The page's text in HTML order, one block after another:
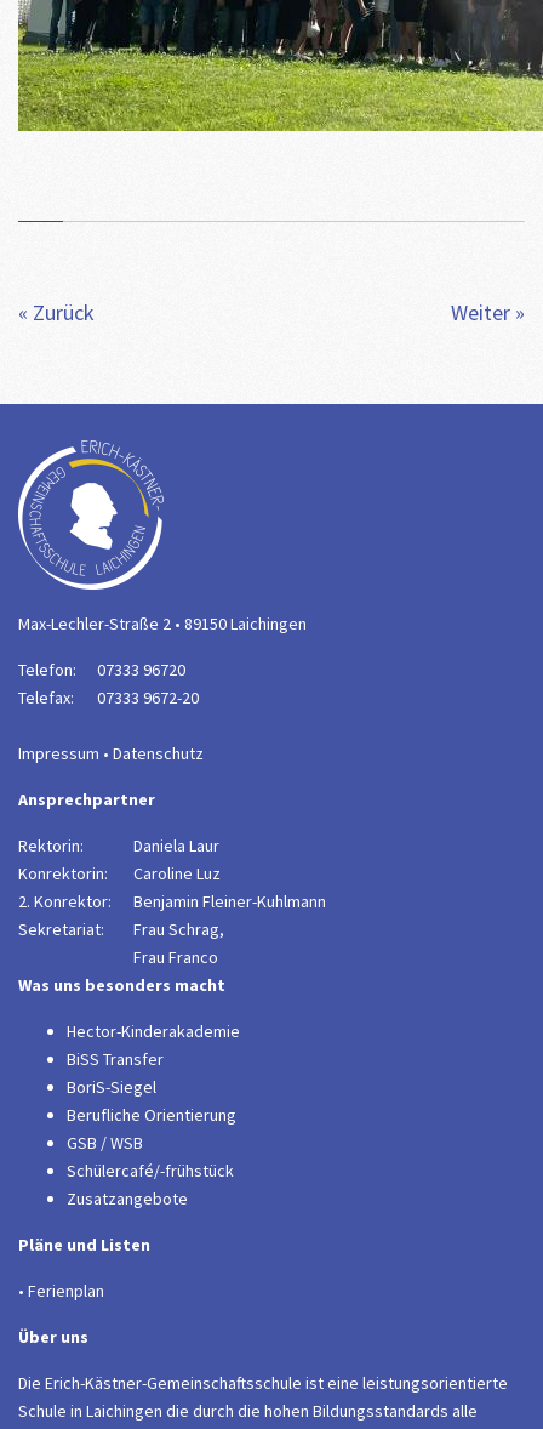
Weiter »
« Zurück
Max-Lechler-Straße 2 • 89150 Laichingen
Telefon:
07333 96720
Telefax:
07333 9672-20
Impressum • Datenschutz
Ansprechpartner
Rektorin:
Daniela Laur
Konrektorin:
Caroline Luz
2. Konrektor:
Benjamin Fleiner-Kuhlmann
Sekretariat:
Frau Schrag,
Frau Franco
Was uns besonders macht
Hector-Kinderakademie
BiSS Transfer
BoriS-Siegel
Berufliche Orientierung
GSB / WSB
Schülercafé/-frühstück
Zusatzangebote
Pläne und Listen
• Ferienplan
Über uns
Die Erich-Kästner-Gemeinschaftsschule ist eine leistungsorientierte
Schule in Laichingen die durch die hohen Bildungsstandards alle